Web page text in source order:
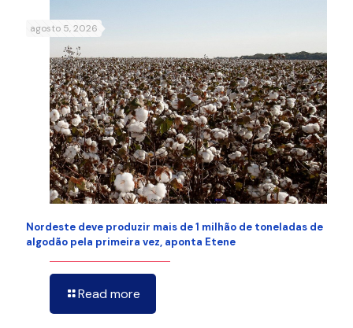
agosto 5, 2026
Nordeste deve produzir mais de 1 milhão de toneladas de
algodão pela primeira vez, aponta Etene
Read more